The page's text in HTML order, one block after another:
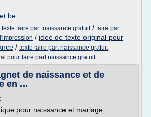
faire part naissance gratuit/ faire part
/ idee de texte original pour
/ texte faire part naissance gratuit
pour faire part naissance gratuit
de naissance et de
en ...
pour naissance et mariage